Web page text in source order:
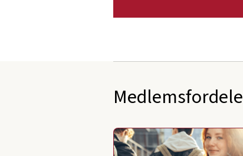
Medlemsfordele